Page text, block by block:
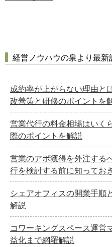
経営ノウハウの泉より最新
成約率が上がらない理由
改善策と研修のポイントを
営業代行の料金相場はいく
際のポイントを解説
営業のアポ獲得を外注する
行を検討する前に知ってお
シェアオフィスの開業手順
解説
コワーキングスペース運営
益化まで網羅解説